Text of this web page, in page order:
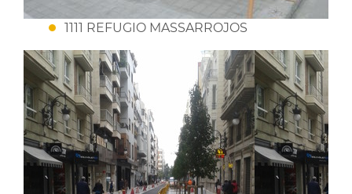
1111 REFUGIO MASSARROJOS